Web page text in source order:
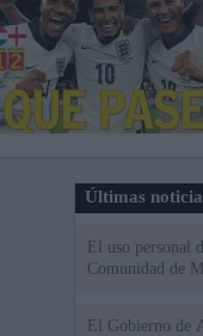
Últimas
El uso personal
Comunidad de
El Gobierno de